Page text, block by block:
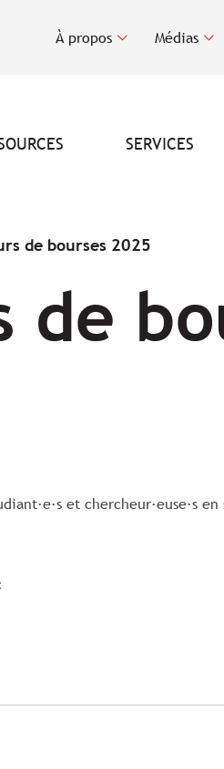
À propos Médias
SERVICES
de bourses 2025
de
et chercheur·euse·s